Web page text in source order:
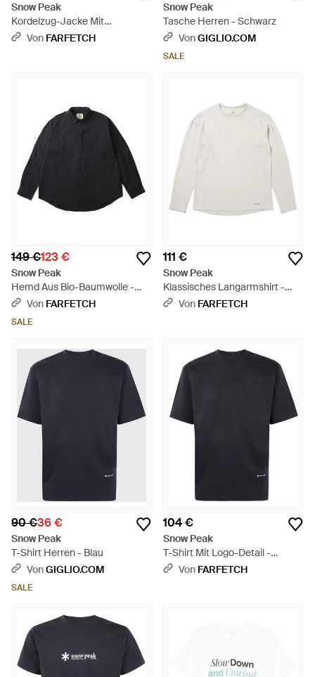
Snow Peak
Kordelzug-Jacke Mit
Vordertaschen - Grün
Von FARFETCH
Snow Peak
Tasche Herren - Schwarz
VonGIGLIO.COM
SALE
149 €123 €
Snow Peak
Hemd Aus Bio-Baumwolle -
BlauVon FARFETCH
SALE
111 €
Snow Peak
Klassisches Langarmshirt -
WeißVon FARFETCH
90 €36 €
Snow Peak
T-Shirt Herren - Blau
VonGIGLIO.COM
SALE
104 €
Snow Peak
T-Shirt Mit Logo-Detail -
Schwarz
Von FARFETCH